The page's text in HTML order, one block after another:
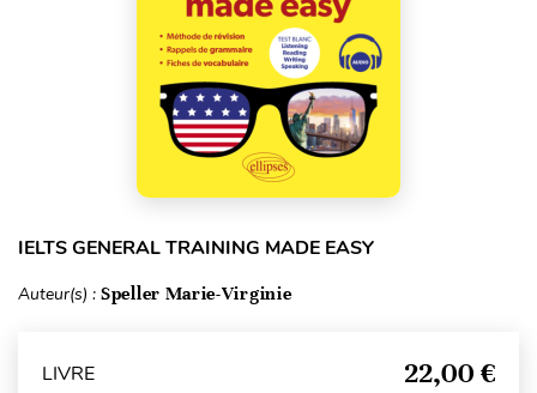
IELTS GENERAL TRAINING MADE EASY
Auteur(s) : Speller Marie-Virginie
LIVRE 22,00 €